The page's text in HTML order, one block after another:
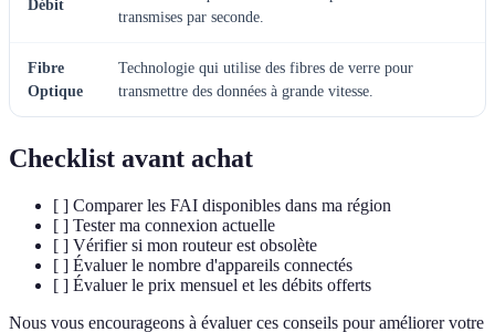
Débit
transmises par seconde.
Fibre
Optique
Technologie qui utilise des fibres de verre pour
transmettre des données à grande vitesse.
Checklist avant achat
[ ] Comparer les FAI disponibles dans ma région
[ ] Tester ma connexion actuelle
[ ] Vérifier si mon routeur est obsolète
[ ] Évaluer le nombre d'appareils connectés
[ ] Évaluer le prix mensuel et les débits offerts
Nous vous encourageons à évaluer ces conseils pour améliorer votre